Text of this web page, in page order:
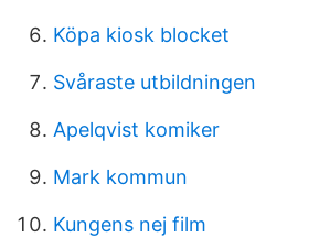
Köpa kiosk blocket
Svåraste utbildningen
Apelqvist komiker
Mark kommun
Kungens nej film